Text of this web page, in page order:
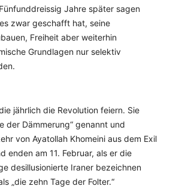
Jahre später sagen
zwar geschafft hat, seine
Freiheit aber weiterhin
Grundlagen nur selektiv
jährlich die Revolution feiern. Sie
der Dämmerung“ genannt und
von Ayatollah Khomeini aus dem Exil
enden am 11. Februar, als er die
desillusionierte Iraner bezeichnen
„die zehn Tage der Folter.“